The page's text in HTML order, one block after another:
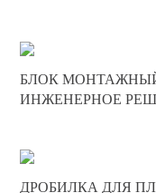
0
БЛОК
ИНЖЕНЕРНОЕ
ДРОБИЛКА ДЛЯ